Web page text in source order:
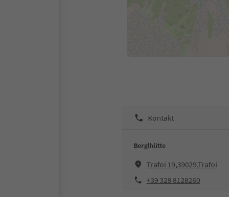
Kontakt
Berglhütte
Trafoi 19,39029,Trafoi
+39 328 8128260